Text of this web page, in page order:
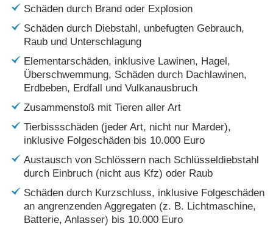
Schäden durch Brand oder Explosion
Schäden durch Diebstahl, unbefugten Gebrauch,
Raub und Unterschlagung
Elementarschäden, inklusive Lawinen, Hagel,
Überschwemmung, Schäden durch Dachlawinen,
Erdbeben, Erdfall und Vulkanausbruch
Zusammenstoß mit Tieren aller Art
Tierbissschäden (jeder Art, nicht nur Marder),
inklusive Folgeschäden bis 10.000 Euro
Austausch von Schlössern nach Schlüsseldiebstahl
durch Einbruch (nicht aus Kfz) oder Raub
Schäden durch Kurzschluss, inklusive Folgeschäden
an angrenzenden Aggregaten (z. B. Lichtmaschine,
Batterie, Anlasser) bis 10.000 Euro